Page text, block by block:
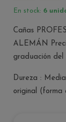
En stock: 6
Cañas
ALEMÁN
graduación
Dureza :
original (forma